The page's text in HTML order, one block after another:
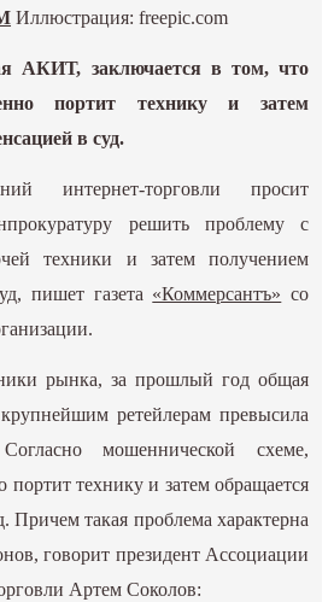
Иллюстрация: freepic.com
АКИТ, заключается в том, что
портит технику и затем
в суд.
интернет-торговли просит
решить проблему с
техники и затем получением
пишет газета «Коммерсантъ» со
рынка, за прошлый год общая
ретейлерам превысила
мошеннической схеме,
портит технику и затем обращается
Причем такая проблема характерна
говорит президент Ассоциации
Артем Соколов: